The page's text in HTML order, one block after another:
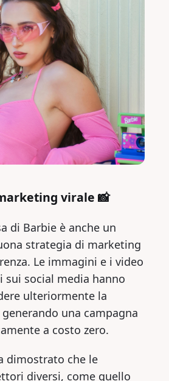
virale 📸
di Barbie è anche un
strategia di marketing
Le immagini e i video
social media hanno
ulteriormente la
una campagna
a costo zero.
dimostrato che le
diversi, come quello